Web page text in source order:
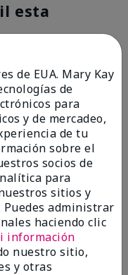
esta
de EUA. Mary Kay
de
para
y de mercadeo,
de tu
sobre el
socios de
para
sitios y
administrar
haciendo clic
información
nuestro sitio,
y otras